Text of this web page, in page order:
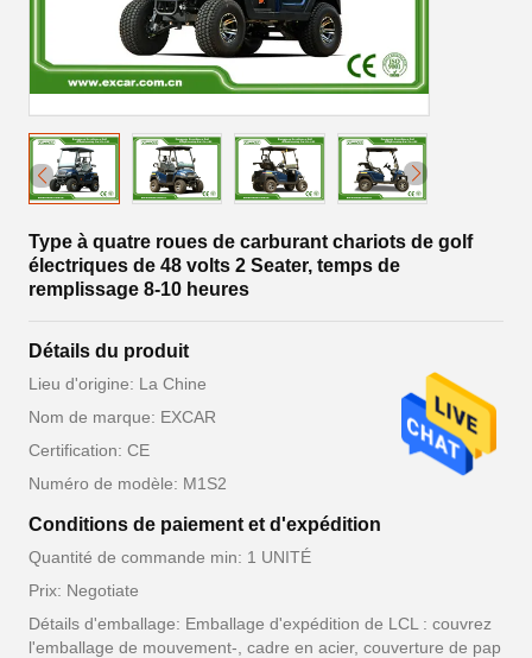
Type à quatre roues de carburant chariots de golf
électriques de 48 volts 2 Seater, temps de
remplissage 8-10 heures
Détails du produit
Lieu d'origine: La Chine
Nom de marque: EXCAR
Certification: CE
Numéro de modèle: M1S2
Conditions de paiement et d'expédition
Quantité de commande min: 1 UNITÉ
Prix: Negotiate
Détails d'emballage: Emballage d'expédition de LCL : couvrez
l'emballage de mouvement-, cadre en acier, couverture de pap